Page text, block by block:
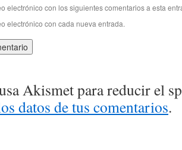
electrónico con los siguientes comentarios a esta
electrónico con cada nueva entrada.
Akismet para reducir el
datos de tus comentarios.